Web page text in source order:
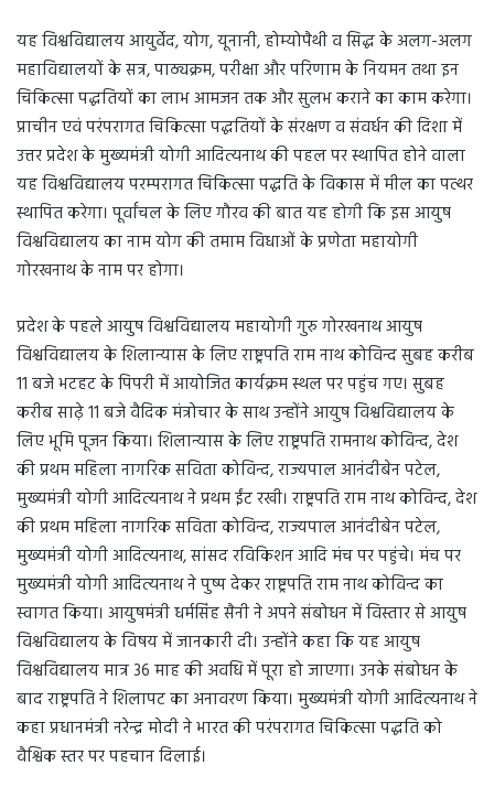
यह विश्वविद्यालय आयुर्वेद, योग, यूनानी, होम्योपैथी व सिद्ध के अलग-अलग
महाविद्यालयों के सत्र, पाठ्यक्रम, परीक्षा और परिणाम के नियमन तथा इन
चिकित्सा पद्धतियों का लाभ आमजन तक और सुलभ कराने का काम करेगा।
प्राचीन एवं परंपरागत चिकित्सा पद्धतियों के संरक्षण व संवर्धन की दिशा में
उत्तर प्रदेश के मुख्यमंत्री योगी आदित्यनाथ की पहल पर स्थापित होने वाला
यह विश्वविद्यालय परम्परागत चिकित्सा पद्धति के विकास में मील का पत्थर
स्थापित करेगा। पूर्वांचल के लिए गौरव की बात यह होगी कि इस आयुष
विश्वविद्यालय का नाम योग की तमाम विधाओं के प्रणेता महायोगी
गोरखनाथ के नाम पर होगा।
प्रदेश के पहले आयुष विश्वविद्यालय महायोगी गुरु गोरखनाथ आयुष
विश्वविद्यालय के शिलान्यास के लिए राष्ट्रपति राम नाथ कोविन्द सुबह करीब
11 बजे भटहट के पिपरी में आयोजित कार्यक्रम स्थल पर पहुंच गए। सुबह
करीब साढ़े 11 बजे वैदिक मंत्रोचार के साथ उन्होंने आयुष विश्वविद्यालय के
लिए भूमि पूजन किया। शिलान्यास के लिए राष्ट्रपति रामनाथ कोविन्द, देश
की प्रथम महिला नागरिक सविता कोविन्द, राज्यपाल आनंदीबेन पटेल,
मुख्यमंत्री योगी आदित्यनाथ ने प्रथम ईंट रखी। राष्ट्रपति राम नाथ कोविन्द, देश
की प्रथम महिला नागरिक सविता कोविन्द, राज्यपाल आनंदीबेन पटेल,
मुख्यमंत्री योगी आदित्यनाथ, सांसद रविकिशन आदि मंच पर पहुंचे। मंच पर
मुख्यमंत्री योगी आदित्यनाथ ने पुष्प देकर राष्ट्रपति राम नाथ कोविन्द का
स्वागत किया। आयुषमंत्री धर्मसिंह सैनी ने अपने संबोधन में विस्तार से आयुष
विश्वविद्यालय के विषय में जानकारी दी। उन्होंने कहा कि यह आयुष
विश्वविद्यालय मात्र 36 माह की अवधि में पूरा हो जाएगा। उनके संबोधन के
बाद राष्ट्रपति ने शिलापट का अनावरण किया। मुख्यमंत्री योगी आदित्यनाथ ने
कहा प्रधानमंत्री नरेन्द्र मोदी ने भारत की परंपरागत चिकित्सा पद्धति को
वैश्विक स्तर पर पहचान दिलाई।